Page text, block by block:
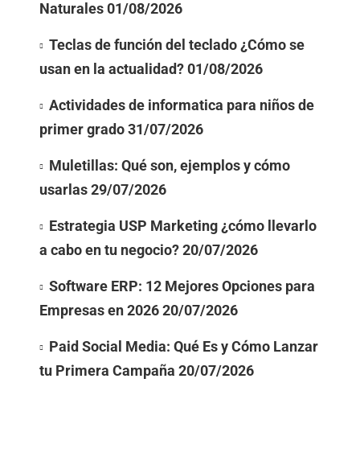
Naturales01/08/2026
Teclas de función del teclado ¿Cómo se
usan en la actualidad?01/08/2026
Actividades de informatica para niños de
primer grado31/07/2026
Muletillas: Qué son, ejemplos y cómo
usarlas29/07/2026
Estrategia USP Marketing ¿cómo llevarlo
a cabo en tu negocio?20/07/2026
Software ERP: 12 Mejores Opciones para
Empresas en 202620/07/2026
Paid Social Media: Qué Es y Cómo Lanzar
tu Primera Campaña 20/07/2026